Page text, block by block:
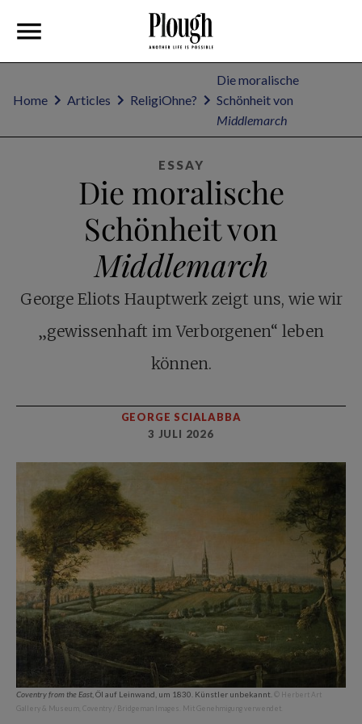
Home Articles ReligiOhne?
Die moralische
Schönheit von
Middlemarch
ESSAY
Die moralische
Schönheit von
Middlemarch
George Eliots Hauptwerk zeigt uns, wie wir
„gewissenhaft im Verborgenen“ leben
können.
GEORGE SCIALABBA
3 JULI 2026
Coventry from the East, Öl auf Leinwand, um 1830. Künstler unbekannt. © Herbert Art
Gallery & Museum, Coventry / Bridgeman Images. Mit Genehmigung verwendet.